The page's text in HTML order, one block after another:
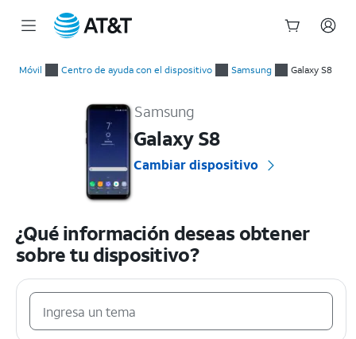
Móvil Centro de ayuda con el dispositivo Samsung Galaxy S8
Samsung
Galaxy S8
Cambiar dispositivo
¿Qué información deseas obtener
sobre tu dispositivo?